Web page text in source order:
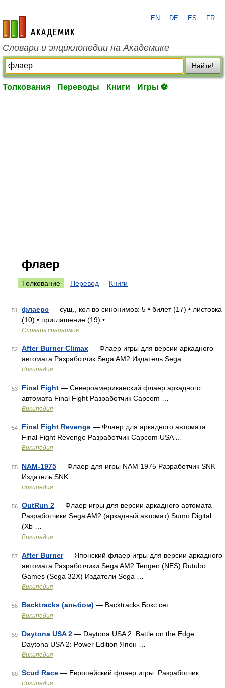
academic.ru
EN DE ES FR
Словари и энциклопедии на Академике
Найти!
Толкования Переводы Книги Игры ⚽
флаер
Толкование Перевод Книги
51 флаерс — сущ., кол во синонимов: 5 • билет (17) • листовка
(10) • приглашение (19) • …
Словарь синонимов
52 After Burner Climax — Флаер игры для версии аркадного
автомата Разработчик Sega AM2 Издатель Sega …
Википедия
53 Final Fight — Североамериканский флаер аркадного
автомата Final Fight Разработчик Capcom …
Википедия
54 Final Fight Revenge — Флаер для аркадного автомата
Final Fight Revenge Разработчик Capcom USA …
Википедия
55 NAM-1975 — Флаер для игры NAM 1975 Разработчик SNK
Издатель SNK …
Википедия
56 OutRun 2 — Флаер игры для версии аркадного автомата
Разработчики Sega AM2 (аркадный автомат) Sumo Digital
(Xb …
Википедия
57 After Burner— Японский флаер игры для версии аркадного
автомата Разработчики Sega AM2 Tengen (NES) Rutubo
Games (Sega 32X) Издатели Sega …
Википедия
58 Backtracks (альбом) — Backtracks Бокс сет …
Википедия
59 Daytona USA 2 — Daytona USA 2: Battle on the Edge
Daytona USA 2: Power Edition Япон …
Википедия
60 Scud Race — Европейский флаер игры. Разработчик …
Википедия